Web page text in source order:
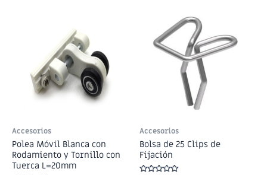
Accesorios
Polea Móvil Blanca con
Rodamiento y Tornillo con
Tuerca L=20mm
Accesorios
Bolsa de 25 Clips de
Fijación